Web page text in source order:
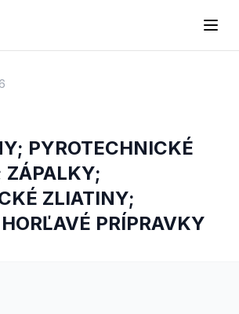
PYROTECHNICKÉ
ZLIATINY;
PRÍPRAVKY